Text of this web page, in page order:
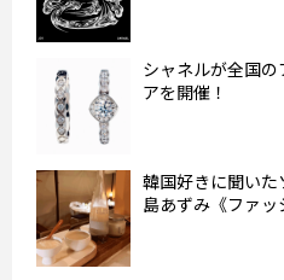
シャネルが全国の
アを開催！
韓国好きに聞い
島あずみ《ファッ